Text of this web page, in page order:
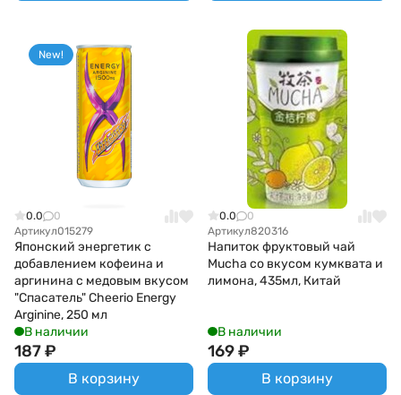
New!
0.0
0
Артикул015279
Японский энергетик с
добавлением кофеина и
аргинина с медовым вкусом
"Спасатель" Cheerio Energy
Arginine, 250 мл
В наличии
187₽
В корзину
0.0
0
Артикул820316
Напиток фруктовый чай
Mucha со вкусом кумквата и
лимона, 435мл, Китай
В наличии
169₽
В корзину